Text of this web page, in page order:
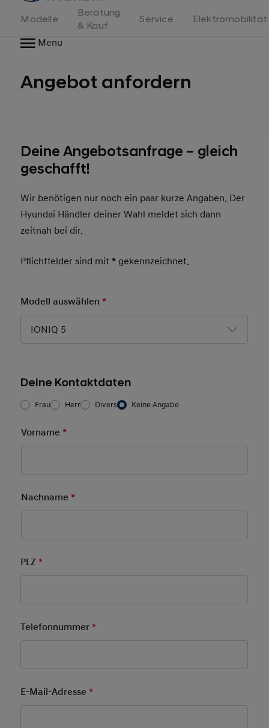
Modelle
Beratung
& Kauf
Service
Elektromobilität
Menu
Angebot anfordern
Deine Angebotsanfrage – gleich
geschafft!
Wir benötigen nur noch ein paar kurze Angaben. Der
Hyundai Händler deiner Wahl meldet sich dann
zeitnah bei dir.
Pflichtfelder sind mit* gekennzeichnet.
Modell auswählen*
IONIQ 5
Deine Kontaktdaten
Frau/Herr *
Frau Herr Divers Keine Angabe
Vorname *Pflichtfeld
Nachname *Pflichtfeld
PLZ*
Telefonnummer*
E-Mail-Adresse*